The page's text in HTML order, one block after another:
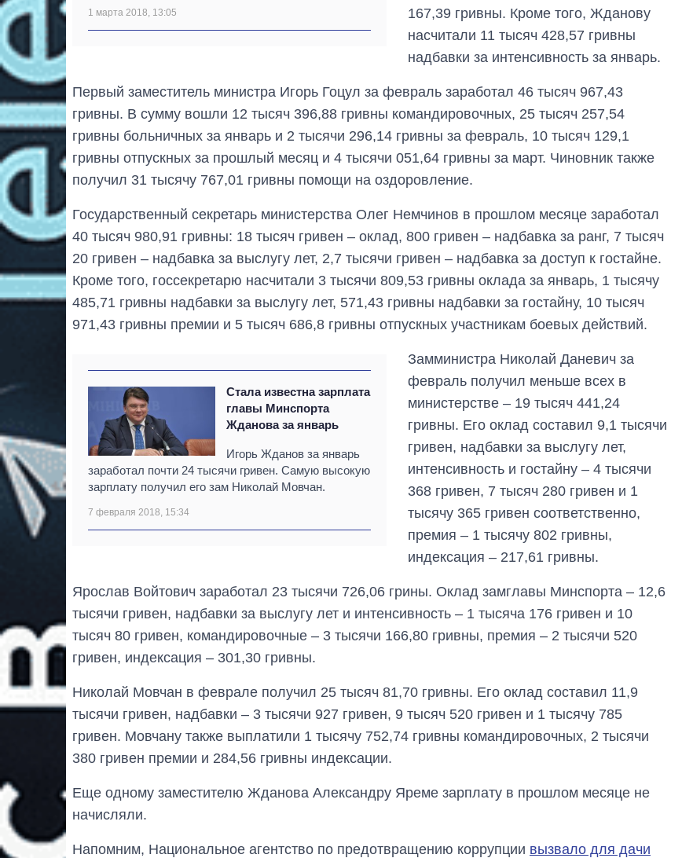
1 марта 2018, 13:05
167,39 гривны. Кроме того, Жданову
насчитали 11 тысяч 428,57 гривны
надбавки за интенсивность за январь.
Первый заместитель министра Игорь Гоцул за февраль заработал 46 тысяч 967,43
гривны. В сумму вошли 12 тысяч 396,88 гривны командировочных, 25 тысяч 257,54
гривны больничных за январь и 2 тысячи 296,14 гривны за февраль, 10 тысяч 129,1
гривны отпускных за прошлый месяц и 4 тысячи 051,64 гривны за март. Чиновник также
получил 31 тысячу 767,01 гривны помощи на оздоровление.
Государственный секретарь министерства Олег Немчинов в прошлом месяце заработал
40 тысяч 980,91 гривны: 18 тысяч гривен – оклад, 800 гривен – надбавка за ранг, 7 тысяч
20 гривен – надбавка за выслугу лет, 2,7 тысячи гривен – надбавка за доступ к гостайне.
Кроме того, госсекретарю насчитали 3 тысячи 809,53 гривны оклада за январь, 1 тысячу
485,71 гривны надбавки за выслугу лет, 571,43 гривны надбавки за гостайну, 10 тысяч
971,43 гривны премии и 5 тысяч 686,8 гривны отпускных участникам боевых действий.
Стала известна зарплата
главы Минспорта
Жданова за январь
Игорь Жданов за январь
заработал почти 24 тысячи гривен. Самую высокую
зарплату получил его зам Николай Мовчан.
7 февраля 2018, 15:34
Замминистра Николай Даневич за
февраль получил меньше всех в
министерстве – 19 тысяч 441,24
гривны. Его оклад составил 9,1 тысячи
гривен, надбавки за выслугу лет,
интенсивность и гостайну – 4 тысячи
368 гривен, 7 тысяч 280 гривен и 1
тысячу 365 гривен соответственно,
премия – 1 тысячу 802 гривны,
индексация – 217,61 гривны.
Ярослав Войтович заработал 23 тысячи 726,06 грины. Оклад замглавы Минспорта – 12,6
тысячи гривен, надбавки за выслугу лет и интенсивность – 1 тысяча 176 гривен и 10
тысяч 80 гривен, командировочные – 3 тысячи 166,80 гривны, премия – 2 тысячи 520
гривен, индексация – 301,30 гривны.
Николай Мовчан в феврале получил 25 тысяч 81,70 гривны. Его оклад составил 11,9
тысячи гривен, надбавки – 3 тысячи 927 гривен, 9 тысяч 520 гривен и 1 тысячу 785
гривен. Мовчану также выплатили 1 тысячу 752,74 гривны командировочных, 2 тысячи
380 гривен премии и 284,56 гривны индексации.
Еще одному заместителю Жданова Александру Яреме зарплату в прошлом месяце не
начисляли.
Напомним, Национальное агентство по предотвращению коррупции вызвало для дачи
Дефицит памяти:
на чипы за
последние годы и
на 2027-й